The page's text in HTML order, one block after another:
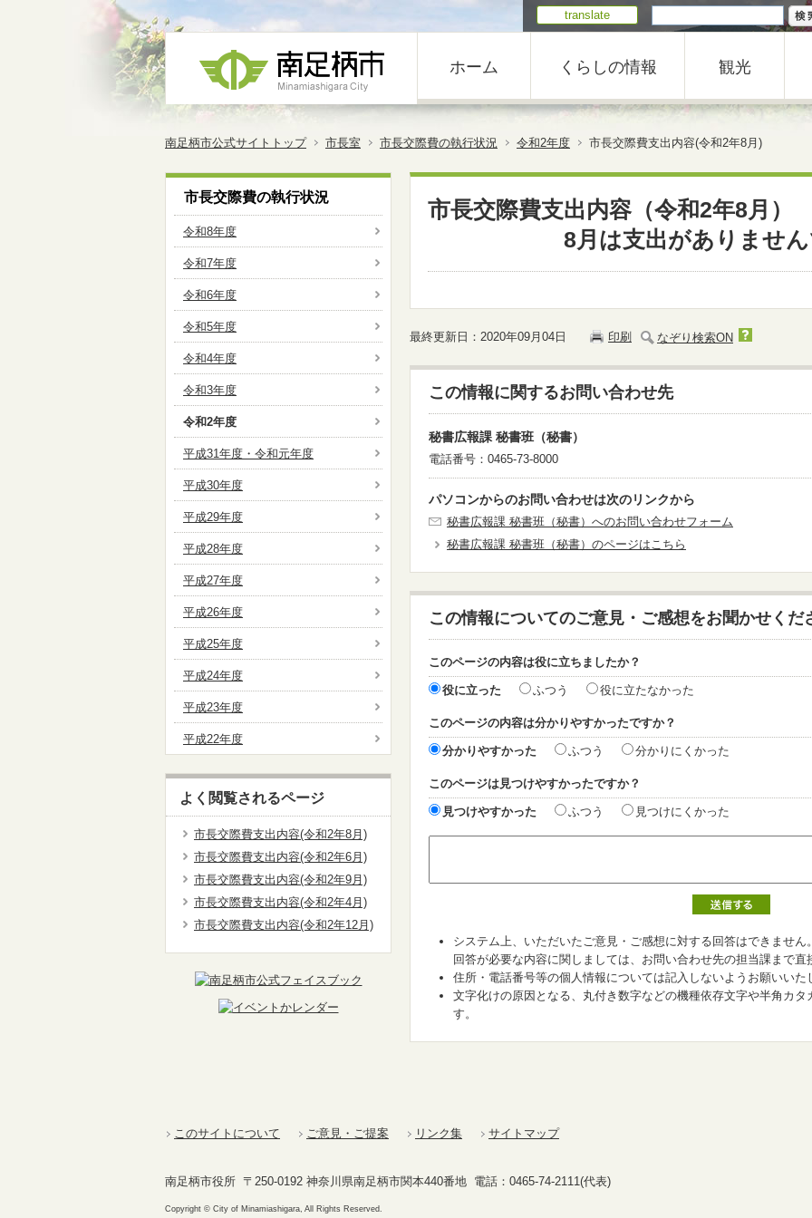
translate
ホーム くらしの情報 観光
南足柄市公式サイトトップ 市長室 市長交際費の執行状況 令和2年度 市長交際費支出内容(令和2年8月)
市長交際費支出内容（令和2年8月）
8月は支出がありません
最終更新日：2020年09月04日 印刷 なぞり検索ON
この情報に関するお問い合わせ先
秘書広報課 秘書班（秘書）
電話番号：0465-73-8000
パソコンからのお問い合わせは次のリンクから
秘書広報課 秘書班（秘書）へのお問い合わせフォーム
秘書広報課 秘書班（秘書）のページはこちら
この情報についてのご意見・ご感想をお聞かせくだ
このページの内容は役に立ちましたか？
役に立った ふつう 役に立たなかった
このページの内容は分かりやすかったですか？
分かりやすかった ふつう 分かりにくかった
このページは見つけやすかったですか？
見つけやすかった ふつう 見つけにくかった
システム上、いただいたご意見・ご感想に対する回答はできません
回答が必要な内容に関しましては、お問い合わせ先の担当課まで直
住所・電話番号等の個人情報については記入しないようお願いいた
文字化けの原因となる、丸付き数字などの機種依存文字や半角カ
す。
市長交際費の執行状況
令和8年度
令和7年度
令和6年度
令和5年度
令和4年度
令和3年度
令和2年度
平成31年度・令和元年度
平成30年度
平成29年度
平成28年度
平成27年度
平成26年度
平成25年度
平成24年度
平成23年度
平成22年度
よく閲覧されるページ
市長交際費支出内容(令和2年8月)
市長交際費支出内容(令和2年6月)
市長交際費支出内容(令和2年9月)
市長交際費支出内容(令和2年4月)
市長交際費支出内容(令和2年12月)
このサイトについて ご意見・ご提案 リンク集 サイトマップ
南足柄市役所 〒250-0192 神奈川県南足柄市関本440番地 電話：0465-74-2111(代表)
Copyright © City of Minamiashigara, All Rights Reserved.